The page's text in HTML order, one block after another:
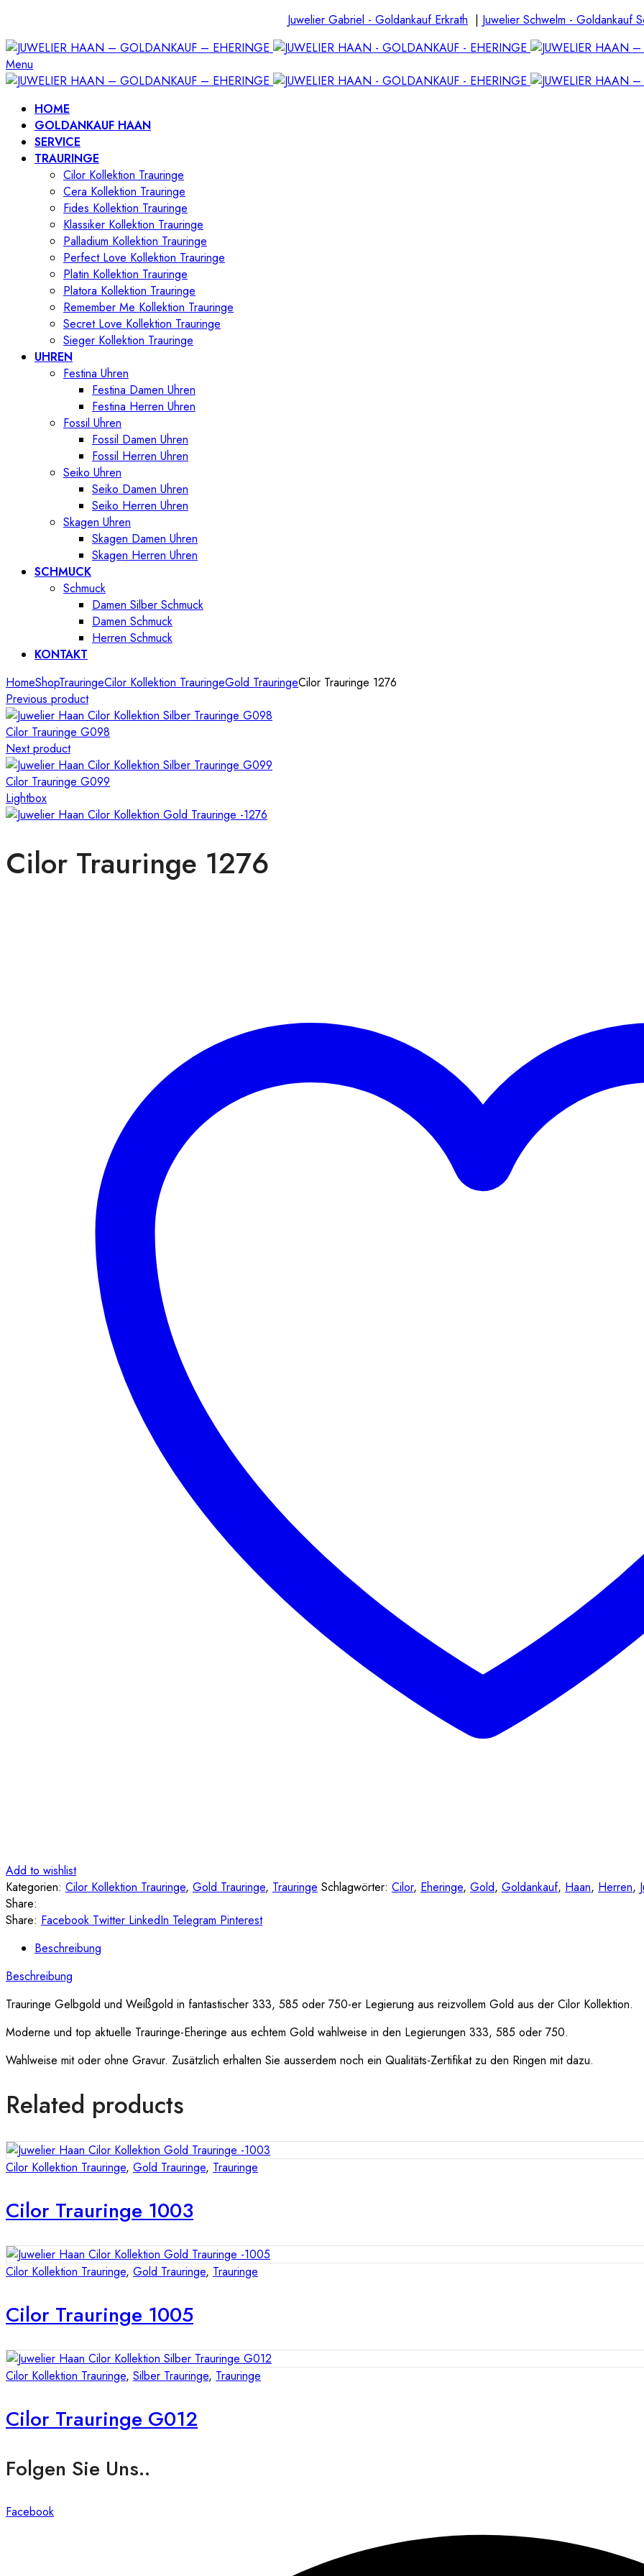
Juwelier Gabriel - Goldankauf Erkrath | Juwelier Schwelm - Goldankauf
Menu
HOME
GOLDANKAUF HAAN
SERVICE
TRAURINGE
Cilor Kollektion Trauringe
Cera Kollektion Trauringe
Fides Kollektion Trauringe
Klassiker Kollektion Trauringe
Palladium Kollektion Trauringe
Perfect Love Kollektion Trauringe
Platin Kollektion Trauringe
Platora Kollektion Trauringe
Remember Me Kollektion Trauringe
Secret Love Kollektion Trauringe
Sieger Kollektion Trauringe
UHREN
Festina Uhren
Festina Damen Uhren
Festina Herren Uhren
Fossil Uhren
Fossil Damen Uhren
Fossil Herren Uhren
Seiko Uhren
Seiko Damen Uhren
Seiko Herren Uhren
Skagen Uhren
Skagen Damen Uhren
Skagen Herren Uhren
SCHMUCK
Schmuck
Damen Silber Schmuck
Damen Schmuck
Herren Schmuck
KONTAKT
HomeShopTrauringeCilor Kollektion TrauringeGold TrauringeCilor Trauringe 1276
Previous product
Cilor Trauringe G098
Next product
Cilor Trauringe G099
Lightbox
Cilor Trauringe 1276
Add to wishlist
Kategorien: Cilor Kollektion Trauringe, Gold Trauringe, Trauringe Schlagwörter: Cilor, Eheringe, Gold, Goldankauf, Haan, Herren,
Share:
Share: Facebook Twitter LinkedIn Telegram Pinterest
Beschreibung
Beschreibung
Trauringe Gelbgold und Weißgold in fantastischer 333, 585 oder 750-er Legierung aus reizvollem Gold aus der Cilor Kollektion.
Moderne und top aktuelle Trauringe-Eheringe aus echtem Gold wahlweise in den Legierungen 333, 585 oder 750.
Wahlweise mit oder ohne Gravur. Zusätzlich erhalten Sie ausserdem noch ein Qualitäts-Zertifikat zu den Ringen mit dazu.
Related products
Cilor Kollektion Trauringe, Gold Trauringe, Trauringe
Cilor Trauringe 1003
Cilor Kollektion Trauringe, Gold Trauringe, Trauringe
Cilor Trauringe 1005
Cilor Kollektion Trauringe, Silber Trauringe, Trauringe
Cilor Trauringe G012
Folgen Sie Uns..
Facebook